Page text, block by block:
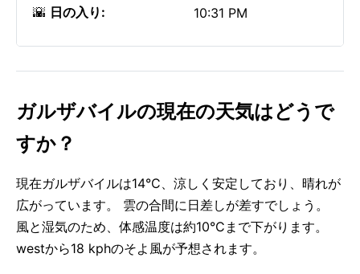
🌇 日の入り: 10:31 PM
ガルザバイルの現在の天気はどうで
すか？
現在ガルザバイルは14°C、涼しく安定しており、晴れが
広がっています。 雲の合間に日差しが差すでしょう。
風と湿気のため、体感温度は約10°Cまで下がります。
westから18 kphのそよ風が予想されます。